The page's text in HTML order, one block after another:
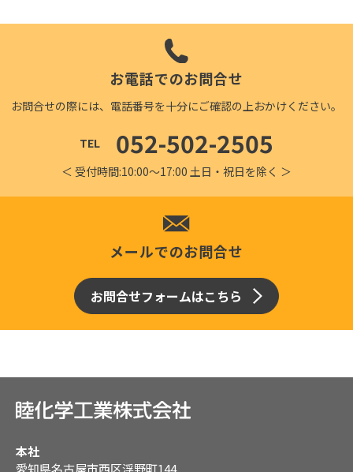
お電話でのお問合せ
お問合せの際には、電話番号を十分にご確認の上おかけください。
TEL 052-502-2505
＜ 受付時間:10:00～17:00 土日・祝日を除く ＞
メールでのお問合せ
お問合せフォームはこちら
本社
愛知県名古屋市西区浮野町144